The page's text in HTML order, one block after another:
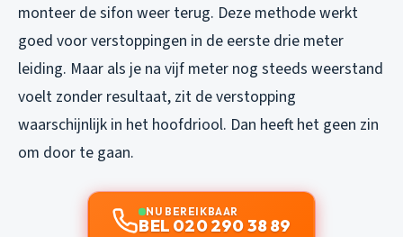
monteer de sifon weer terug. Deze methode werkt
goed voor verstoppingen in de eerste drie meter
leiding. Maar als je na vijf meter nog steeds weerstand
voelt zonder resultaat, zit de verstopping
waarschijnlijk in het hoofdriool. Dan heeft het geen zin
om door te gaan.
NU BEREIKBAAR
BEL 020 290 38 89